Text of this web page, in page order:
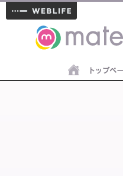
materials